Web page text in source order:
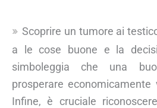
Scoprire un tumore ai
a le cose buone e la
simboleggia che una
prosperare
Infine, è cruciale